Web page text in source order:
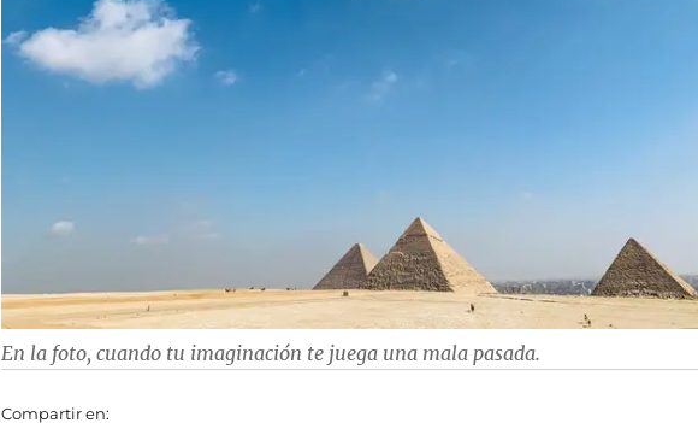
En la foto, cuando tu imaginación te juega una mala pasada.
Compartir en: